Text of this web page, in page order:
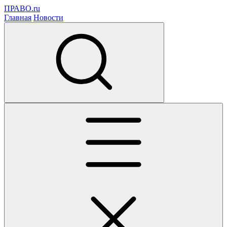
ПРАВО.ru
Главная Новости